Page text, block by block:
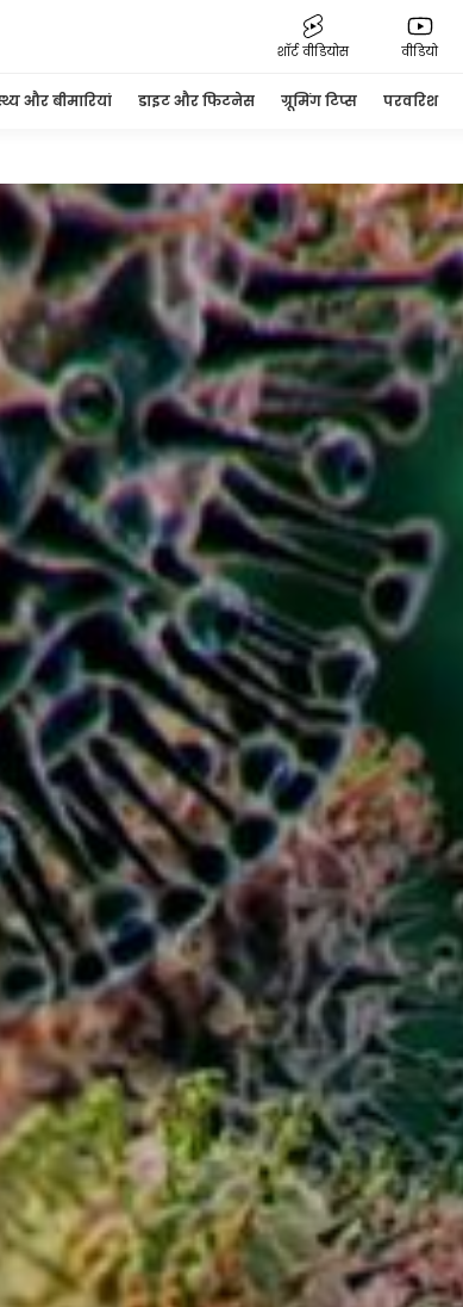
शॉर्ट वीडियोस वीडियो
और बीमारियां डाइट और फिटनेस ग्रूमिंग टिप्स परवरिश